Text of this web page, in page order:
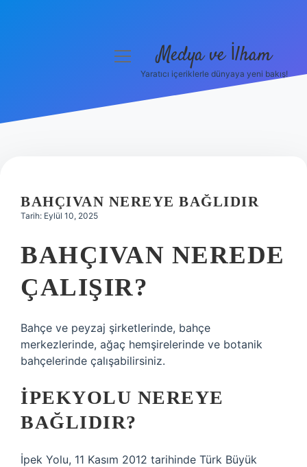
Hakkımızda
menüyüMedya ve İlham
Yaratıcı içeriklerle dünyaya yeni bakış!
BAHÇIVAN NEREYE BAĞLIDIR
Tarih: Eylül 10, 2025
BAHÇIVAN NEREDE
ÇALIŞIR?
Bahçe ve peyzaj şirketlerinde, bahçe
merkezlerinde, ağaç hemşirelerinde ve botanik
bahçelerinde çalışabilirsiniz.
İPEKYOLU NEREYE
BAĞLIDIR?
İpek Yolu, 11 Kasım 2012 tarihinde Türk Büyük